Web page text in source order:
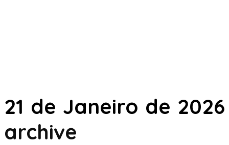
21 de Janeiro de 2026
archive